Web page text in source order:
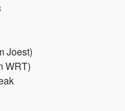
Joest)
WRT)